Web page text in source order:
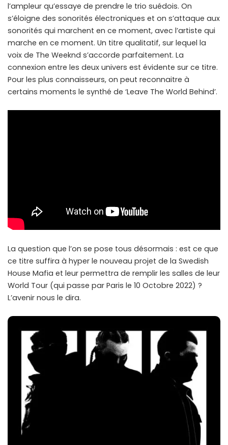
l’ampleur qu’essaye de prendre le trio suédois. On
s’éloigne des sonorités électroniques et on s’attaque aux
sonorités qui marchent en ce moment, avec l’artiste qui
marche en ce moment. Un titre qualitatif, sur lequel la
voix de The Weeknd s’accorde parfaitement. La
connexion entre les deux univers est évidente sur ce titre.
Pour les plus connaisseurs, on peut reconnaitre à
certains moments le synthé de ‘Leave The World Behind’.
La question que l’on se pose tous désormais : est ce que
ce titre suffira à hyper le nouveau projet de la Swedish
House Mafia et leur permettra de remplir les salles de leur
World Tour (qui passe par Paris le 10 Octobre 2022) ?
L’avenir nous le dira.